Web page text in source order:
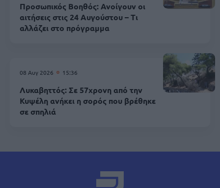
Προσωπικός Βοηθός: Ανοίγουν οι
αιτήσεις στις 24 Αυγούστου – Τι
αλλάζει στο πρόγραμμα
08 Αυγ 2026 15:36
Λυκαβηττός: Σε 57χρονη από την
Κυψέλη ανήκει η σορός που βρέθηκε
σε σπηλιά